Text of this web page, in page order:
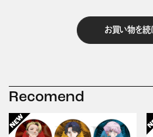
お買い物を続
Recomend